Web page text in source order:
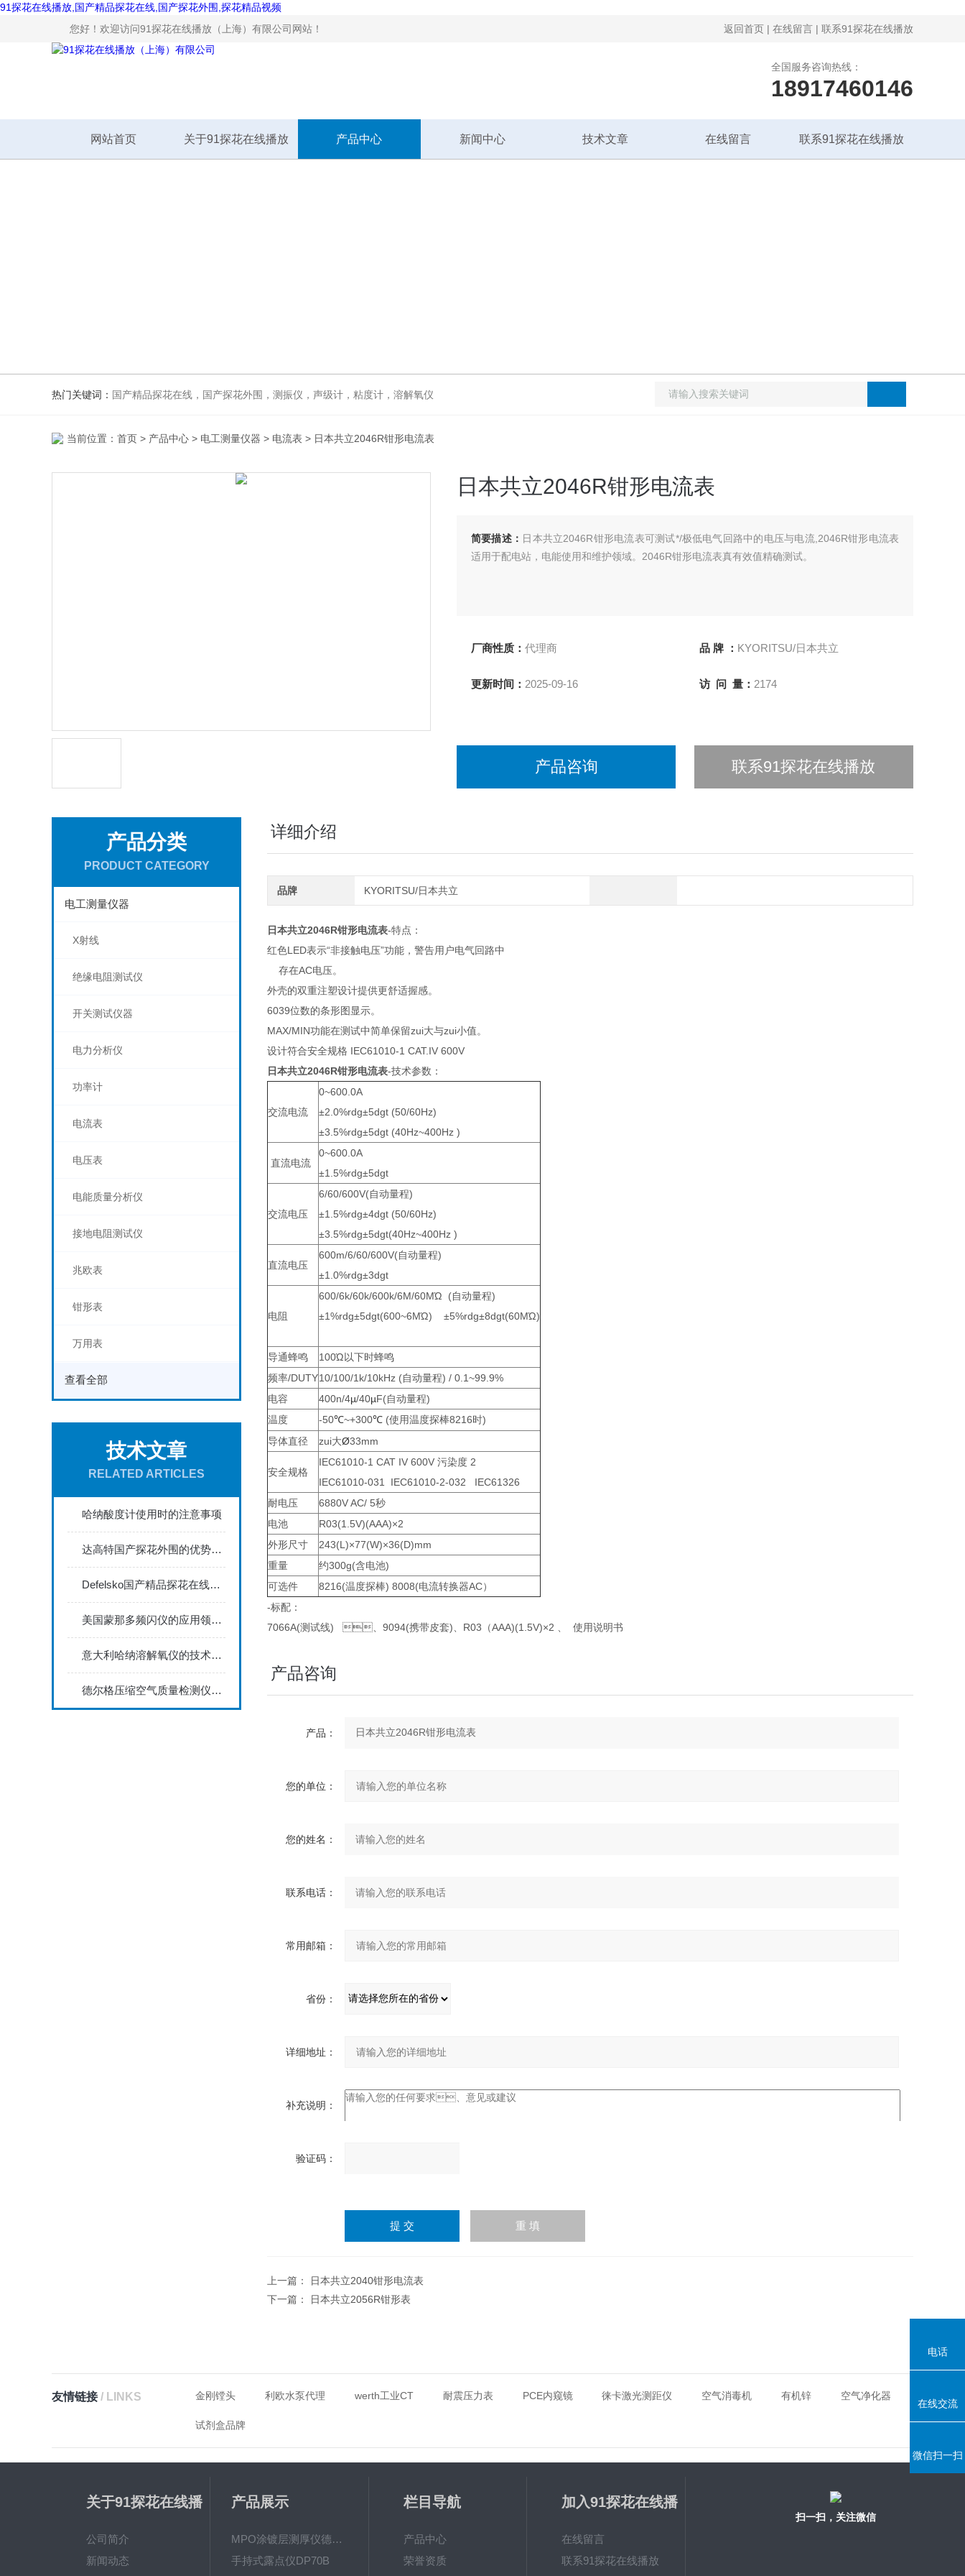
91探花在线播放,国产精品探花在线,国产探花外围,探花精品视频
您好！欢迎访问91探花在线播放（上海）有限公司网站！
返回首页 | 在线留言 | 联系91探花在线播放
全国服务咨询热线：
18917460146
网站首页 关于91探花在线播放 产品中心 新闻中心 技术文章 在线留言 联系91探花在线播放
热门关键词： 国产精品探花在线，国产探花外围，测振仪，声级计，粘度计，溶解氧仪
当前位置： 首页 > 产品中心 > 电工测量仪器 > 电流表 > 日本共立2046R钳形电流表
日本共立2046R钳形电流表
简要描述： 日本共立2046R钳形电流表可测试*/极低电气回路中的电压与电流,2046R钳形电流表
适用于配电站，电能使用和维护领域。2046R钳形电流表真有效值精确测试。
厂商性质： 代理商 品 牌 ： KYORITSU/日本共立
更新时间： 2025-09-16 访 问 量： 2174
产品咨询 联系91探花在线播放
产品分类
PRODUCT CATEGORY
电工测量仪器
X射线
绝缘电阻测试仪
开关测试仪器
电力分析仪
功率计
电流表
电压表
电能质量分析仪
接地电阻测试仪
兆欧表
钳形表
万用表
查看全部
技术文章
RELATED ARTICLES
哈纳酸度计使用时的注意事项
达高特国产探花外围的优势体现在哪些方面？
Defelsko国产精品探花在线能够满足严格的工业标准
美国蒙那多频闪仪的应用领域及具体工作方式
意大利哈纳溶解氧仪的技术特点体现在哪些方面？
德尔格压缩空气质量检测仪能够实时监测空气中的污染物浓度
详细介绍
品牌 KYORITSU/日本共立
日本共立2046R钳形电流表-特点：
红色LED表示“非接触电压”功能，警告用户电气回路中
存在AC电压。
外壳的双重注塑设计提供更舒适握感。
6039位数的条形图显示。
MAX/MIN功能在测试中简单保留zui大与zui小值。
设计符合安全规格 IEC61010-1 CAT.IV 600V
日本共立2046R钳形电流表-技术参数：
交流电流
0~600.0A
±2.0%rdg±5dgt (50/60Hz)
±3.5%rdg±5dgt (40Hz~400Hz )
直流电流
0~600.0A
±1.5%rdg±5dgt
交流电压
6/60/600V(自动量程)
±1.5%rdg±4dgt (50/60Hz)
±3.5%rdg±5dgt(40Hz~400Hz )
直流电压
600m/6/60/600V(自动量程)
±1.0%rdg±3dgt
电阻
600/6k/60k/600k/6M/60MΏ (自动量程)
±1%rdg±5dgt(600~6MΏ) ±5%rdg±8dgt(60MΏ)
导通蜂鸣
100Ώ以下时蜂鸣
频率/DUTY10/100/1k/10kHz (自动量程) / 0.1~99.9%
电容
400n/4µ/40µF(自动量程)
温度
-50℃~+300℃ (使用温度探棒8216时)
导体直径
zui大Ø33mm
安全规格
IEC61010-1 CAT IV 600V 污染度 2
IEC61010-031 IEC61010-2-032 IEC61326
耐电压
6880V AC/ 5秒
电池
R03(1.5V)(AAA)×2
外形尺寸
243(L)×77(W)×36(D)mm
重量
约300g(含电池)
可选件
8216(温度探棒) 8008(电流转换器AC）
-标配：
7066A(测试线) 、9094(携带皮套)、R03（AAA)(1.5V)×2 、 使用说明书
产品咨询
产品：
您的单位：
您的姓名：
联系电话：
常用邮箱：
省份：
详细地址：
补充说明：
验证码：
入
计算结果（填写阿拉伯数
字），如：三加四=7
上一篇：
日本共立2040钳形电流表
下一篇：
日本共立2056R钳形表
友情链接/ LINKS 金刚镗头 利欧水泵代理 werth工业CT 耐震压力表 PCE内窥镜 徕卡激光测距仪 空气消毒机 有机锌 空气净化器
试剂盒品牌
关于91探花在线播
公司简介
新闻动态
产品展示
MPO涂镀层测厚仪德国菲希尔FISCHER
手持式露点仪DP70B
栏目导航
产品中心
荣誉资质
加入91探花在线播
在线留言
联系91探花在线播放
扫一扫，关注微信
电话
在线交流
微信扫一扫